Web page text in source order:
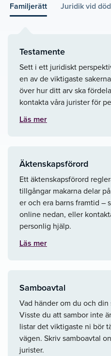
Familjerätt Juridik vid
Testamente
Sett i ett juridiskt
en av de viktigaste
över hur ditt arv ska
kontakta våra jurister för
Läs mer
Äktenskapsförord
Ett äktenskapsförord
tillgångar makarna delar
er och era barns framtid –
online nedan, eller
personlig hjälp.
Läs mer
Samboavtal
Vad händer om du och din
Visste du att sambor inte
listar det viktigaste ni bör
vägen. Skriv samboavtal
jurister.